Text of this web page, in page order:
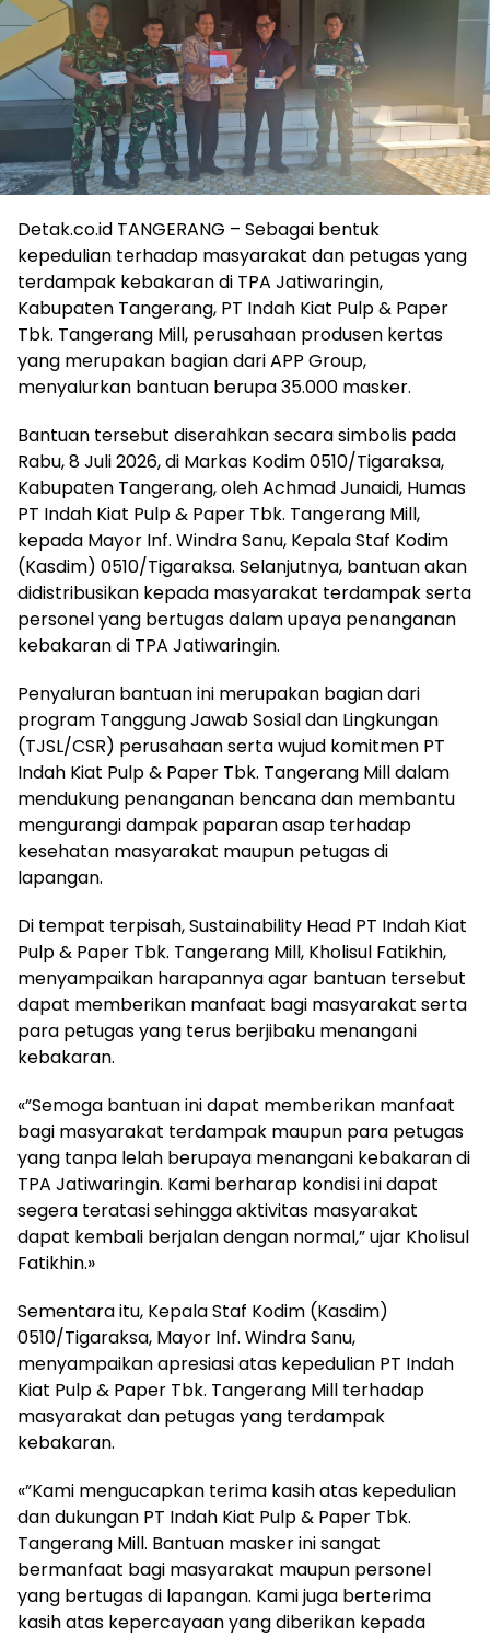
Detak.co.id TANGERANG – Sebagai bentuk
kepedulian terhadap masyarakat dan petugas yang
terdampak kebakaran di TPA Jatiwaringin,
Kabupaten Tangerang, PT Indah Kiat Pulp & Paper
Tbk. Tangerang Mill, perusahaan produsen kertas
yang merupakan bagian dari APP Group,
menyalurkan bantuan berupa 35.000 masker.
Bantuan tersebut diserahkan secara simbolis pada
Rabu, 8 Juli 2026, di Markas Kodim 0510/Tigaraksa,
Kabupaten Tangerang, oleh Achmad Junaidi, Humas
PT Indah Kiat Pulp & Paper Tbk. Tangerang Mill,
kepada Mayor Inf. Windra Sanu, Kepala Staf Kodim
(Kasdim) 0510/Tigaraksa. Selanjutnya, bantuan akan
didistribusikan kepada masyarakat terdampak serta
personel yang bertugas dalam upaya penanganan
kebakaran di TPA Jatiwaringin.
Penyaluran bantuan ini merupakan bagian dari
program Tanggung Jawab Sosial dan Lingkungan
(TJSL/CSR) perusahaan serta wujud komitmen PT
Indah Kiat Pulp & Paper Tbk. Tangerang Mill dalam
mendukung penanganan bencana dan membantu
mengurangi dampak paparan asap terhadap
kesehatan masyarakat maupun petugas di
lapangan.
Di tempat terpisah, Sustainability Head PT Indah Kiat
Pulp & Paper Tbk. Tangerang Mill, Kholisul Fatikhin,
menyampaikan harapannya agar bantuan tersebut
dapat memberikan manfaat bagi masyarakat serta
para petugas yang terus berjibaku menangani
kebakaran.
«”Semoga bantuan ini dapat memberikan manfaat
bagi masyarakat terdampak maupun para petugas
yang tanpa lelah berupaya menangani kebakaran di
TPA Jatiwaringin. Kami berharap kondisi ini dapat
segera teratasi sehingga aktivitas masyarakat
dapat kembali berjalan dengan normal,” ujar Kholisul
Fatikhin.»
Sementara itu, Kepala Staf Kodim (Kasdim)
0510/Tigaraksa, Mayor Inf. Windra Sanu,
menyampaikan apresiasi atas kepedulian PT Indah
Kiat Pulp & Paper Tbk. Tangerang Mill terhadap
masyarakat dan petugas yang terdampak
kebakaran.
«”Kami mengucapkan terima kasih atas kepedulian
dan dukungan PT Indah Kiat Pulp & Paper Tbk.
Tangerang Mill. Bantuan masker ini sangat
bermanfaat bagi masyarakat maupun personel
yang bertugas di lapangan. Kami juga berterima
kasih atas kepercayaan yang diberikan kepada